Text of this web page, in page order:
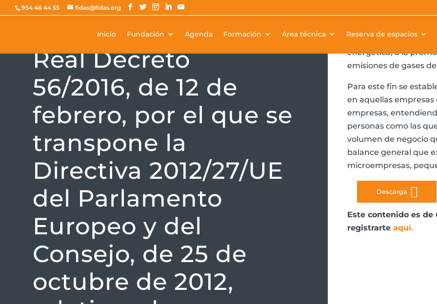
954 46 44 55 fidas@fidas.org
Inicio Fundación Agenda Formación Área técnica Reserva de espacios
Real Decreto
56/2016, de 12 de
febrero, por el que se
transpone la
Directiva 2012/27/UE
del Parlamento
Europeo y del
Consejo, de 25 de
octubre de 2012,
actuaciones en
energética, a la
emisiones de gases
Para este fin se
en aquellas
empresas,
personas como las
volumen de negocio
balance general que
microempresas,
Descarga
Este contenido es de
registrarteaquí.